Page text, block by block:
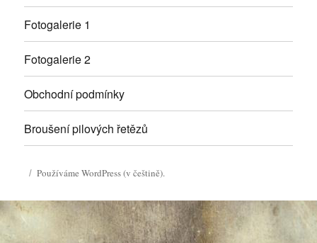
Fotogalerie 1
Fotogalerie 2
Obchodní podmínky
Broušení pilových řetězů
Používáme WordPress (v češtině).